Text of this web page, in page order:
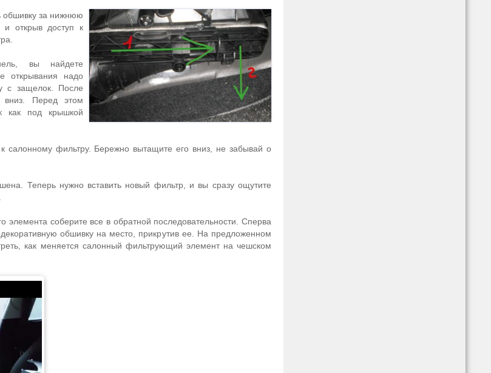
обшивку за нижнюю
и открыв доступ к
вы найдете
открывания надо
с защелок. После
вниз. Перед этом
как под крышкой
салонному фильтру. Бережно вытащите его вниз, не забывай о
Теперь нужно вставить новый фильтр, и вы сразу ощутите
элемента соберите все в обратной последовательности. Сперва
обшивку на место, прикрутив ее. На предложенном
как меняется салонный фильтрующий элемент на чешском